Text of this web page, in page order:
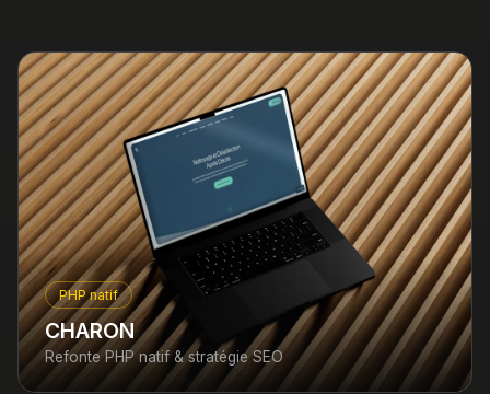
PHP natif
CHARON
Refonte PHP natif & stratégie SEO